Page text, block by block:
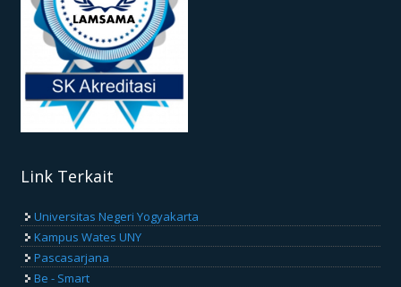
Link Terkait
Universitas Negeri Yogyakarta
Kampus Wates UNY
Pascasarjana
Be - Smart